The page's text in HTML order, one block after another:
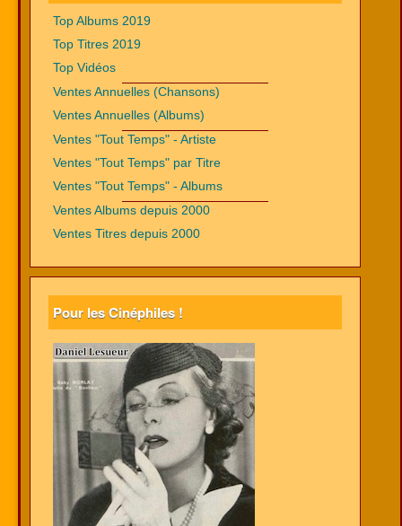
Top Albums 2019
Top Titres 2019
Top Vidéos
Ventes Annuelles (Chansons)
Ventes Annuelles (Albums)
Ventes "Tout Temps" - Artiste
Ventes "Tout Temps" par Titre
Ventes "Tout Temps" - Albums
Ventes Albums depuis 2000
Ventes Titres depuis 2000
Pour les Cinéphiles !